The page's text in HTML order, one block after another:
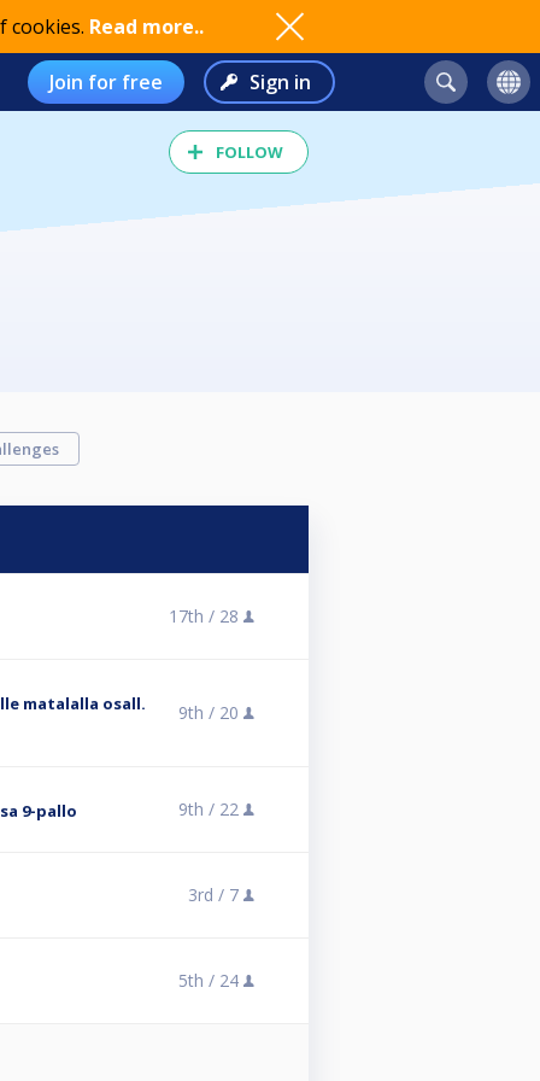
cookies. Read more..
Join for free Sign in
FOLLOW
17th / 28
matalalla osall.
9th / 20
9-pallo 9th / 22
3rd / 7
5th / 24